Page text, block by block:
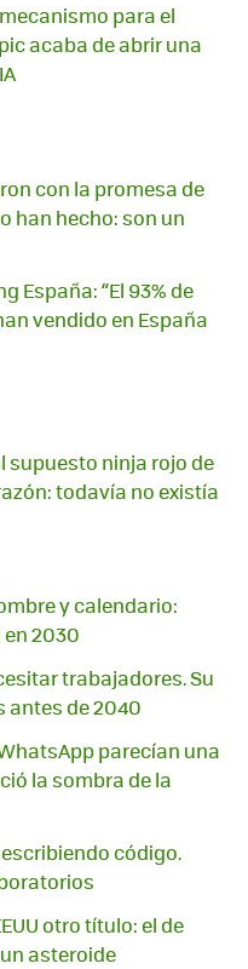
para el
acaba de abrir una
con la promesa de
han hecho: son un
España: “El 93% de
vendido en España
supuesto ninja rojo de
todavía no existía
y calendario:
2030
trabajadores. Su
antes de 2040
parecían una
la sombra de la
código.
otro título: el de
asteroide